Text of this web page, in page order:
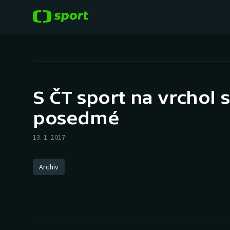
Hokej
Tenis
Cyklistika
Baseball a softbal
S ČT sport na vrchol
posedmé
13. 1. 2017
Archiv